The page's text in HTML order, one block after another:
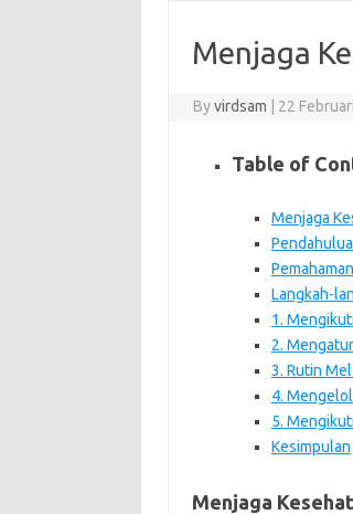
Menjaga
Byvirdsam 22
Table of
Menjaga
Langkah-
1.
2.
3. Rutin
4.
5.
Kesimpulan
Menjaga